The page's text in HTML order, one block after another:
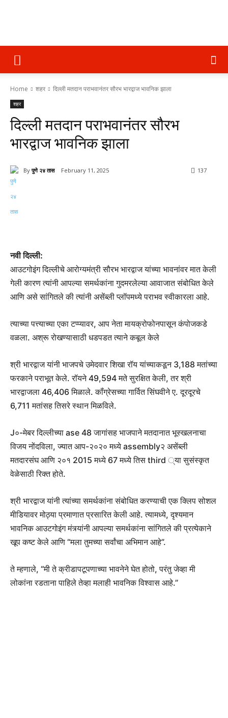
पुणे
२४
तास
Home शहर दिल्ली मतदान पराभवानंतर सौरभ भारद्वाज भावनिक झाला
शहर
दिल्ली मतदान पराभवानंतर सौरभ
भारद्वाज भावनिक झाला
By पुणे २४ तास February 11, 2025 137
नवी दिल्ली:
आउटगोइंग दिल्लीचे आरोग्यमंत्री सौरभ भारद्वाज यांच्या भावनांवर मात केली
गेली कारण त्यांनी आपल्या समर्थकांना गुदमरलेल्या आवाजात संबोधित केले
आणि असे सांगितले की त्यांनी असेंब्ली प्लॉपमध्ये पराभव स्वीकारला आहे.
त्याच्या पत्त्याच्या एका टप्प्यावर, आप नेता मायक्रोफोनपासून कंपोजकडे
वळला. अश्रू रोखण्यासाठी धडपडत त्याने कबूल केले
श्री भारद्वाज यांनी भाजपचे उमेदवार शिखा रॉय यांच्याकडून 3,188 मतांच्या
फरकाने पराभूत केले. रॉयने 49,594 मते सुरक्षित केली, तर श्री
भारद्वाजला 46,406 मिळाले. कॉंग्रेसच्या गार्वित सिंघवीने ए. दूरदूरचे
6,711 मतांसह तिसरे स्थान मिळविले.
J०-मेबर दिल्लीच्या ase 48 जागांसह भाजपाने मतदानात भूस्खलनाचा
विजय नोंदविला, ज्यात आप-२०२० मध्ये assembly२ असेंब्ली
मतदारसंघ आणि २०१ 2015 मध्ये 67 मध्ये तिस third ्या सुसंस्कृत
वेळेसाठी रिक्त होते.
श्री भारद्वाज यांनी त्यांच्या समर्थकांना संबोधित करण्याची एक क्लिप सोशल
मीडियावर मोठ्या प्रमाणात प्रसारित केली आहे. त्यामध्ये, दृश्यमान
भावनिक आउटगोइंग मंत्र्यांनी आपल्या समर्थकांना सांगितले की प्रत्येकाने
खूप कष्ट केले आणि “मला तुमच्या सर्वांचा अभिमान आहे”.
ते म्हणाले, “मी ते क्रीडापटूपणाच्या भावनेने घेत होतो, परंतु जेव्हा मी
लोकांना रडताना पाहिले तेव्हा मलाही भावनिक विश्वास आहे.”